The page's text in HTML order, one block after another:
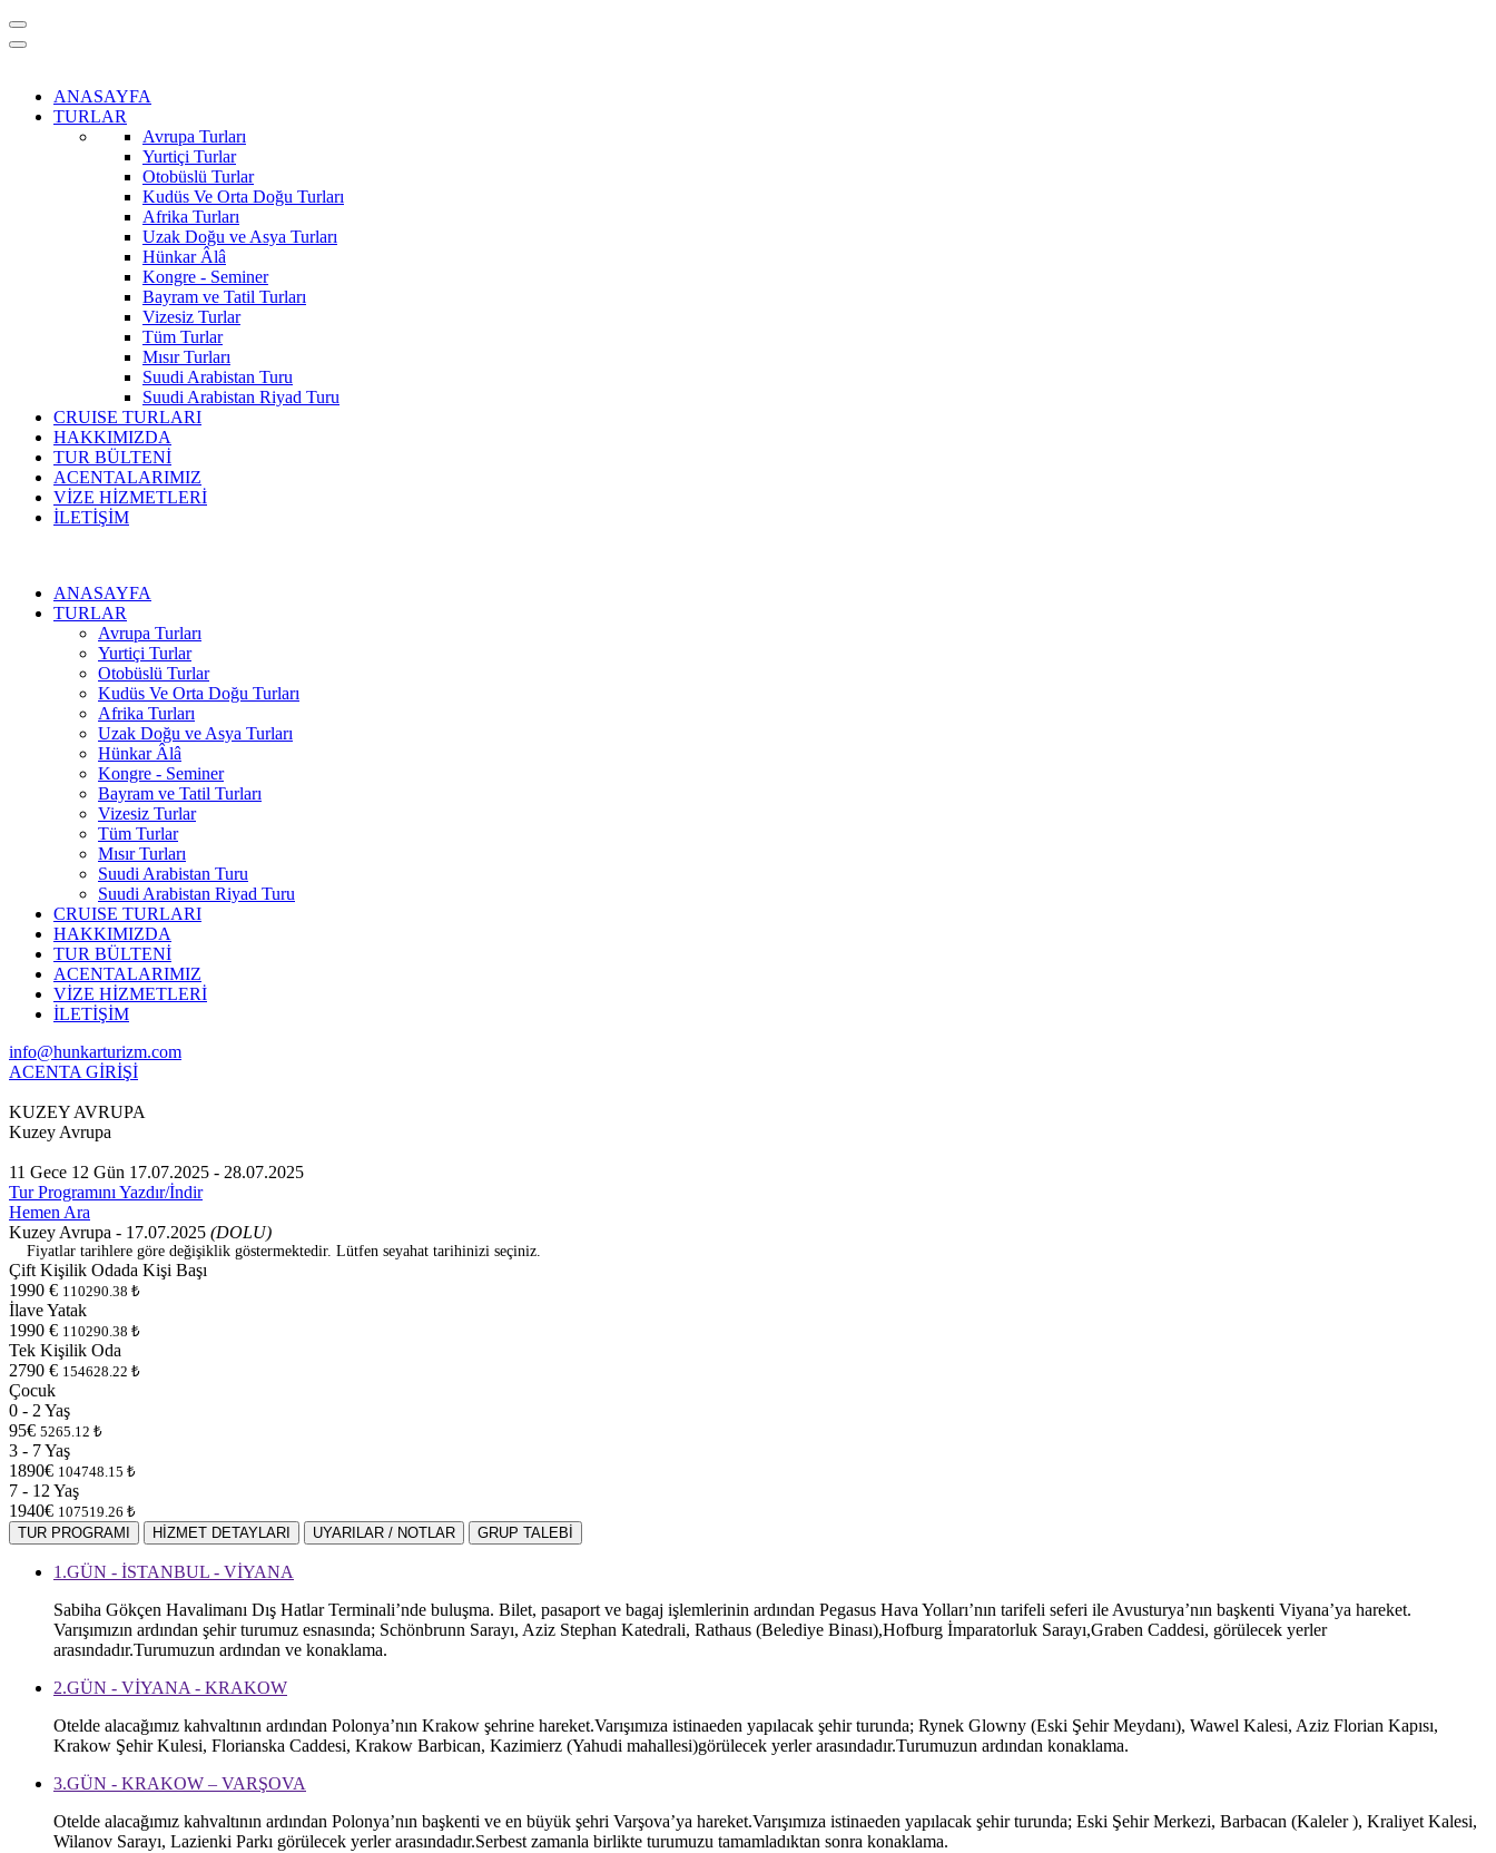
ANASAYFA
TURLAR
Avrupa Turları
Yurtiçi Turlar
Otobüslü Turlar
Kudüs Ve Orta Doğu Turları
Afrika Turları
Uzak Doğu ve Asya Turları
Hünkar Âlâ
Kongre - Seminer
Bayram ve Tatil Turları
Vizesiz Turlar
Tüm Turlar
Mısır Turları
Suudi Arabistan Turu
Suudi Arabistan Riyad Turu
CRUISE TURLARI
HAKKIMIZDA
TUR BÜLTENİ
ACENTALARIMIZ
VİZE HİZMETLERİ
İLETİŞİM
ANASAYFA
TURLAR
Avrupa Turları
Yurtiçi Turlar
Otobüslü Turlar
Kudüs Ve Orta Doğu Turları
Afrika Turları
Uzak Doğu ve Asya Turları
Hünkar Âlâ
Kongre - Seminer
Bayram ve Tatil Turları
Vizesiz Turlar
Tüm Turlar
Mısır Turları
Suudi Arabistan Turu
Suudi Arabistan Riyad Turu
CRUISE TURLARI
HAKKIMIZDA
TUR BÜLTENİ
ACENTALARIMIZ
VİZE HİZMETLERİ
İLETİŞİM
info@hunkarturizm.com
ACENTA GİRİŞİ
KUZEY AVRUPA
Kuzey Avrupa
11 Gece 12 Gün 17.07.2025 - 28.07.2025
Tur Programını Yazdır/İndir
Hemen Ara
Kuzey Avrupa - 17.07.2025 (DOLU)
Fiyatlar tarihlere göre değişiklik göstermektedir. Lütfen seyahat tarihinizi seçiniz.
Çift Kişilik Odada Kişi Başı
1990 € 110290.38 ₺
İlave Yatak
1990 € 110290.38 ₺
Tek Kişilik Oda
2790 € 154628.22 ₺
Çocuk
0 - 2 Yaş
95€ 5265.12 ₺
3 - 7 Yaş
1890€ 104748.15 ₺
7 - 12 Yaş
1940€ 107519.26 ₺
TUR PROGRAMI
HİZMET DETAYLARI UYARILAR / NOTLAR GRUP TALEBİ
1.GÜN - İSTANBUL - VİYANA
Sabiha Gökçen Havalimanı Dış Hatlar Terminali’nde buluşma. Bilet, pasaport ve bagaj işlemlerinin ardından Pegasus Hava Yolları’nın tarifeli seferi ile Avusturya’nın başkenti Viyana’ya hareket.
Varışımızın ardından şehir turumuz esnasında; Schönbrunn Sarayı, Aziz Stephan Katedrali, Rathaus (Belediye Binası),Hofburg İmparatorluk Sarayı,Graben Caddesi, görülecek yerler
arasındadır.Turumuzun ardından ve konaklama.
2.GÜN - VİYANA - KRAKOW
Otelde alacağımız kahvaltının ardından Polonya’nın Krakow şehrine hareket.Varışımıza istinaeden yapılacak şehir turunda; Rynek Glowny (Eski Şehir Meydanı), Wawel Kalesi, Aziz Florian Kapısı,
Krakow Şehir Kulesi, Florianska Caddesi, Krakow Barbican, Kazimierz (Yahudi mahallesi)görülecek yerler arasındadır.Turumuzun ardından konaklama.
3.GÜN - KRAKOW – VARŞOVA
Otelde alacağımız kahvaltının ardından Polonya’nın başkenti ve en büyük şehri Varşova’ya hareket.Varışımıza istinaeden yapılacak şehir turunda; Eski Şehir Merkezi, Barbacan (Kaleler ), Kraliyet Kalesi,
Wilanov Sarayı, Lazienki Parkı görülecek yerler arasındadır.Serbest zamanla birlikte turumuzu tamamladıktan sonra konaklama.